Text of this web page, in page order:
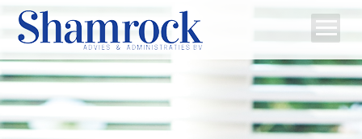
Home
Team